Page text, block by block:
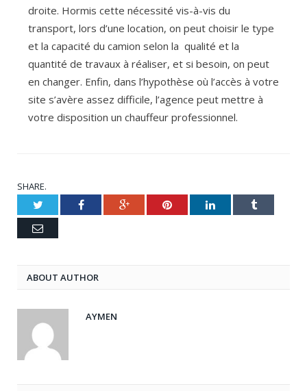
droite. Hormis cette nécessité vis-à-vis du
transport, lors d’une location, on peut choisir le type
et la capacité du camion selon la qualité et la
quantité de travaux à réaliser, et si besoin, on peut
en changer. Enfin, dans l’hypothèse où l’accès à votre
site s’avère assez difficile, l’agence peut mettre à
votre disposition un chauffeur professionnel.
SHARE.
Twitter Facebook Google+ Pinterest LinkedIn Tumblr
Email
ABOUT AUTHOR
AYMEN